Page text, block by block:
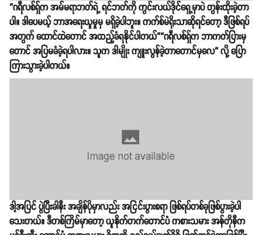
“ဂရီလစ်ရှ်က အမ်မရာဘတ်ရဲ့ ရင်ဘတ်ကို ကွင်းလယ်ဒိုင်ရှေ့မှာပဲ တွန်းထိုးခဲ့တာ
ပါ။ ဒါပေမယ့် ဘာအရေးယူမှုမှ မရှိခဲ့ပါဘူး။ ကက်စ်မဲရိုးသာဆိုရင်တော့ ဒီဖြစ်ရပ်
အတွက် ထောင်ထဲတောင် အထည့်ခံရနိုင်ပါတယ်”​“ဂရီလစ်ရှ်က ဘာကတ်ပြားမှ
တောင် အပြမခံခဲ့ရပါလား။ သူက ဒါမျိုး ကျူးလွန်ခဲ့တာတောင်မှလေ” လို့ ပြော
ကြားသွားခဲ့ပါတယ်။
ဒါ့အပြင် ပွဲပြီးခါနီး အချိန်ပိုမှာလည်း အငြင်းပွားစရာ ဖြစ်ရပ်တစ်ခုဖြစ်ပွားခဲ့ပါ
သေးတယ်။ ဒီတစ်ကြိမ်မှာတော့ ယူနိုက်တက်တောင်ပံ ကစားသမား အန်တိုနီက